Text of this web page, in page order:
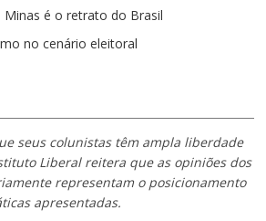
Minas é o retrato do Brasil
no cenário eleitoral
seus colunistas têm ampla liberdade
Liberal reitera que as opiniões dos
representam o posicionamento
apresentadas.